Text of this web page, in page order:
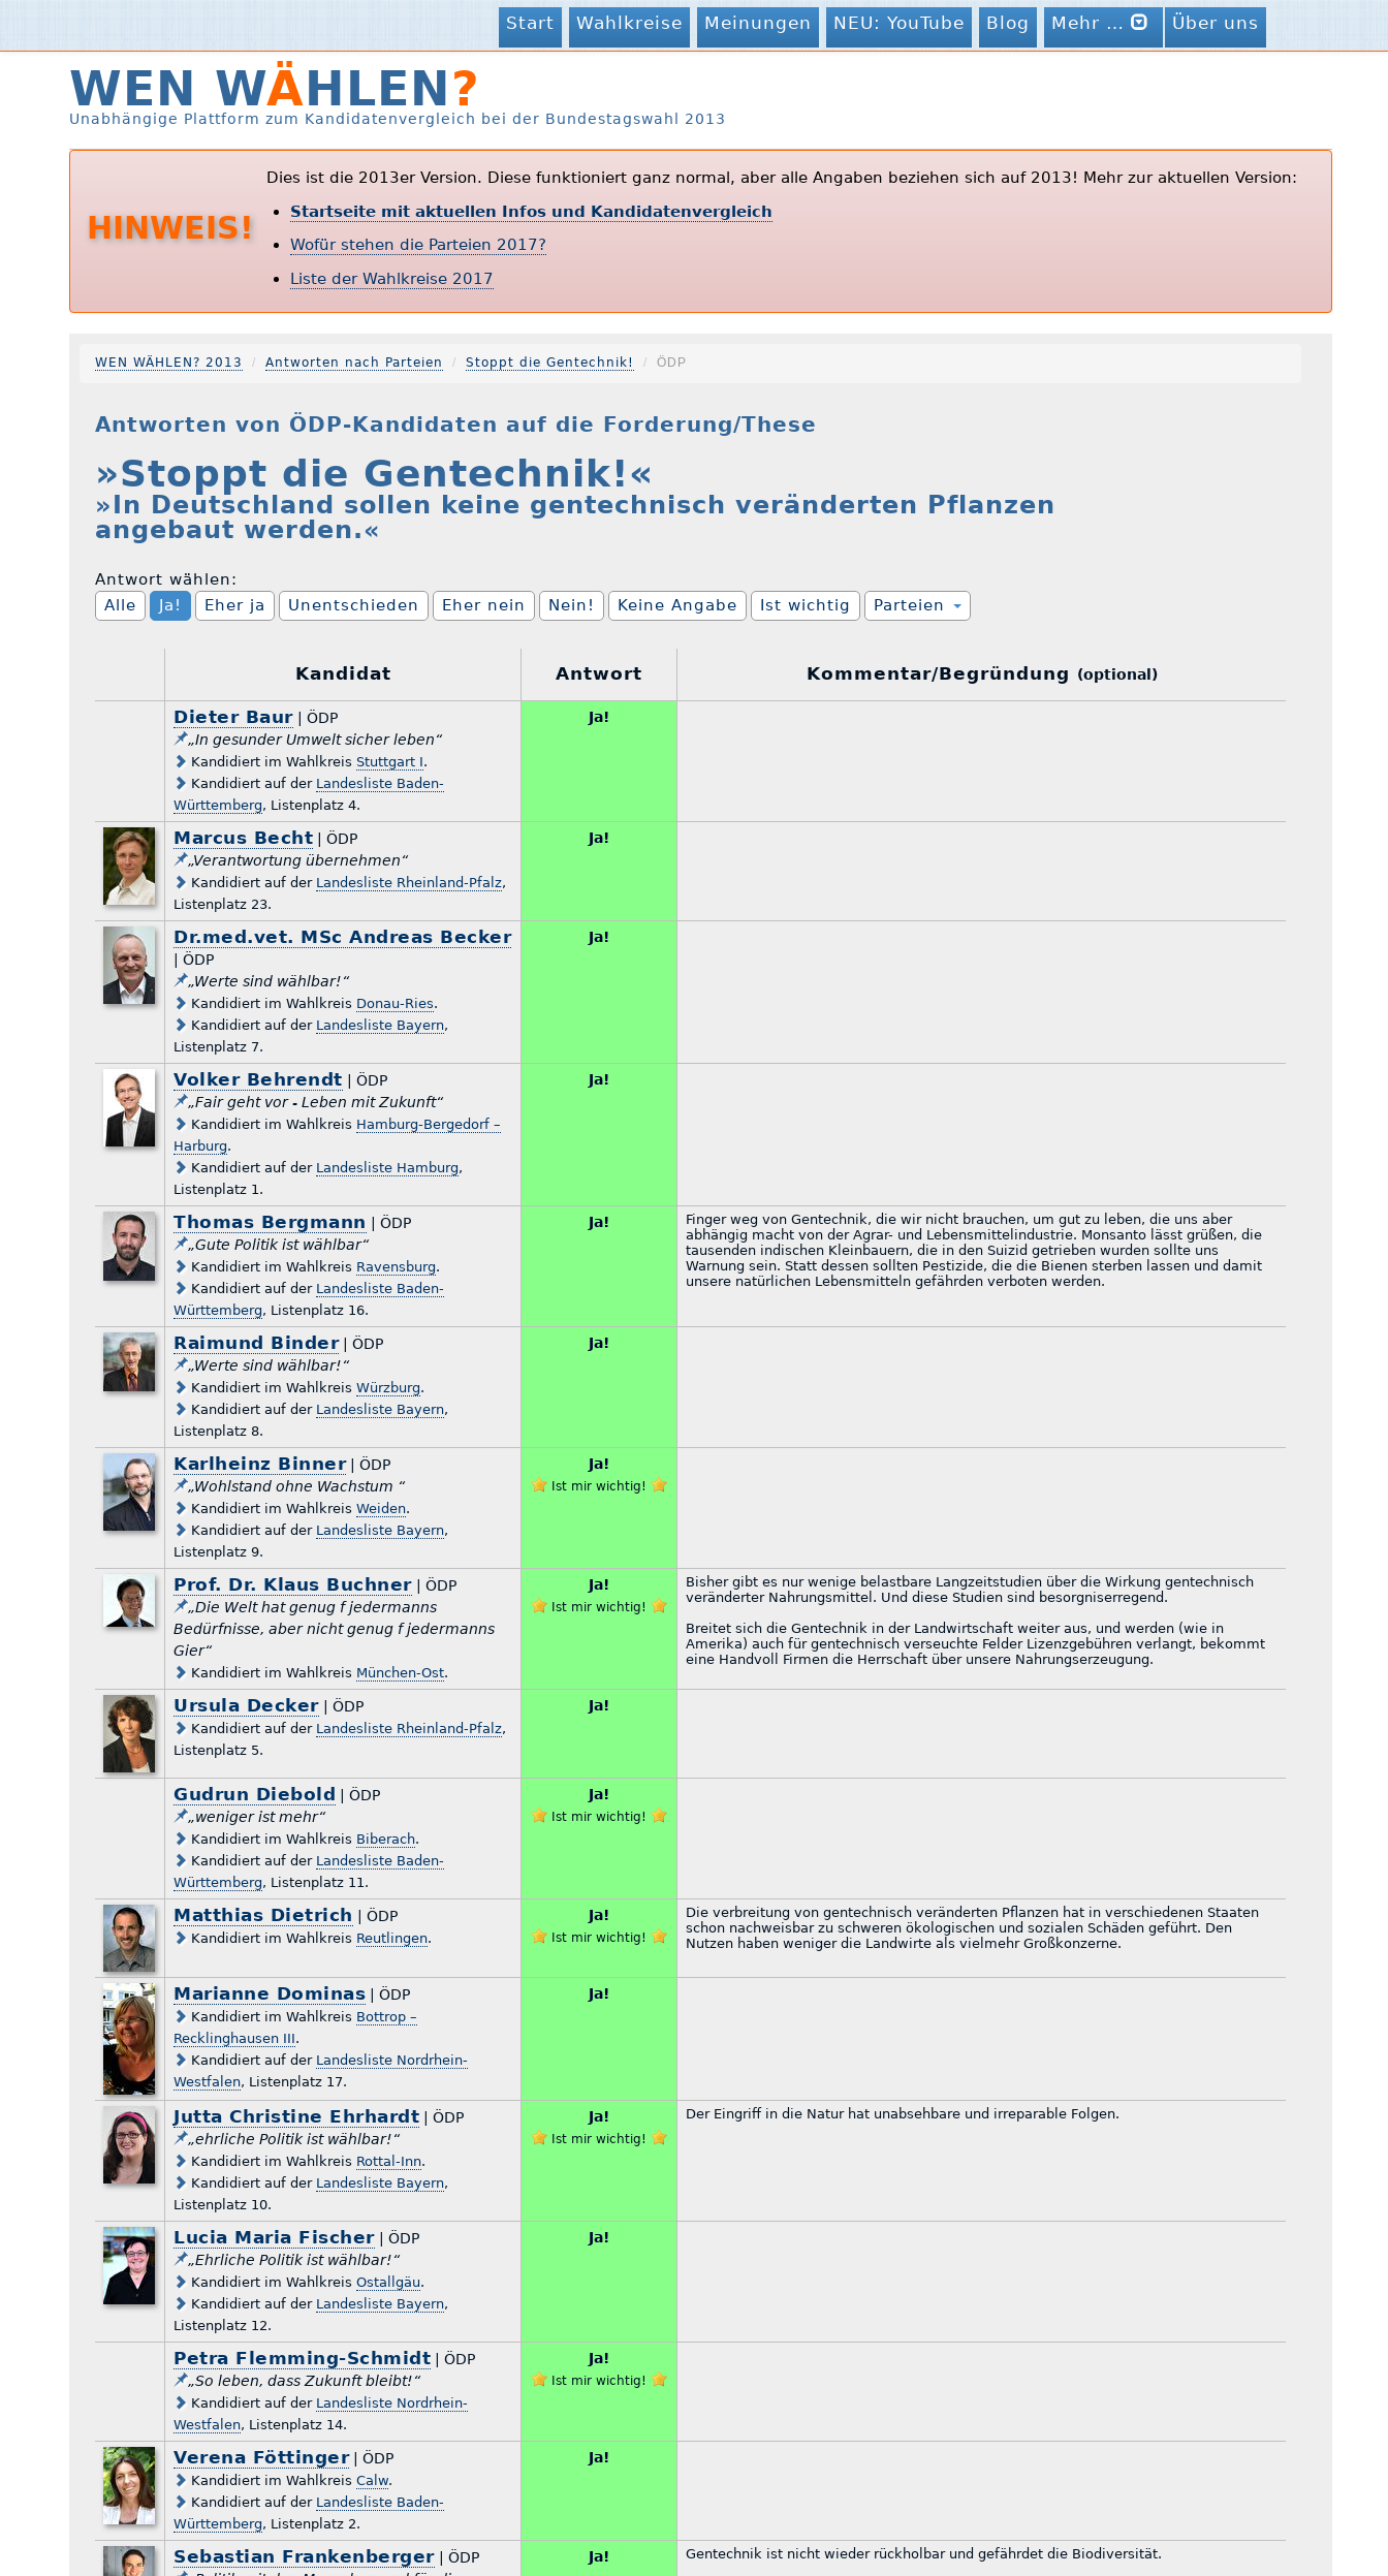
Start Wahlkreise Meinungen NEU: YouTube Blog Mehr … Über uns
WEN WÄHLEN?
Unabhängige Plattform zum Kandidatenvergleich bei der Bundestagswahl 2013
HINWEIS!
Dies ist die 2013er Version. Diese funktioniert ganz normal, aber alle Angaben beziehen sich auf 2013! Mehr zur aktuellen Version:
Startseite mit aktuellen Infos und Kandidatenvergleich
Wofür stehen die Parteien 2017?
Liste der Wahlkreise 2017
WEN WÄHLEN? 2013 Antworten nach Parteien Stoppt die Gentechnik! ÖDP
Antworten von ÖDP-Kandidaten auf die Forderung/These
»Stoppt die Gentechnik!«
»In Deutschland sollen keine gentechnisch veränderten Pflanzen
angebaut werden.«
Antwort wählen:
Alle
Ja! Eher ja Unentschieden Eher nein Nein! Keine Angabe Ist wichtig Parteien
Kandidat Antwort Kommentar/Begründung (optional)
Dieter Baur| ÖDP
„In gesunder Umwelt sicher leben“
Kandidiert im WahlkreisStuttgart I.
Kandidiert auf der Landesliste Baden-
Württemberg, Listenplatz 4.
Ja!
Marcus Becht | ÖDP
„Verantwortung übernehmen“
Kandidiert auf der Landesliste Rheinland-Pfalz,
Listenplatz 23.
Ja!
Dr.med.vet. MSc Andreas Becker
| ÖDP
„Werte sind wählbar!“
Kandidiert im Wahlkreis Donau-Ries.
Kandidiert auf der Landesliste Bayern,
Listenplatz 7.
Ja!
Volker Behrendt | ÖDP
„Fair geht vor - Leben mit Zukunft“
Kandidiert im Wahlkreis Hamburg-Bergedorf –
Harburg.
Kandidiert auf der Landesliste Hamburg,
Listenplatz 1.
Ja!
Thomas Bergmann
| ÖDP
„Gute Politik ist wählbar“
Kandidiert im Wahlkreis Ravensburg.
Kandidiert auf der Landesliste Baden-
Württemberg, Listenplatz 16.
Ja!
Finger weg von Gentechnik, die wir nicht brauchen, um gut zu leben, die uns aber
abhängig macht von der Agrar- und Lebensmittelindustrie. Monsanto lässt grüßen, die
tausenden indischen Kleinbauern, die in den Suizid getrieben wurden sollte uns
Warnung sein. Statt dessen sollten Pestizide, die die Bienen sterben lassen und damit
unsere natürlichen Lebensmitteln gefährden verboten werden.
Raimund Binder| ÖDP
„Werte sind wählbar!“
Kandidiert im WahlkreisWürzburg.
Kandidiert auf der Landesliste Bayern,
Listenplatz 8.
Ja!
Karlheinz Binner| ÖDP
„Wohlstand ohne Wachstum “
Kandidiert im WahlkreisWeiden.
Kandidiert auf der Landesliste Bayern,
Listenplatz 9.
Ja!
Ist mir wichtig!
Prof. Dr. Klaus Buchner| ÖDP
„Die Welt hat genug f jedermanns
Bedürfnisse, aber nicht genug f jedermanns
Gier“
Kandidiert im Wahlkreis München-Ost.
Ja!
Ist mir wichtig!
Bisher gibt es nur wenige belastbare Langzeitstudien über die Wirkung gentechnisch
veränderter Nahrungsmittel. Und diese Studien sind besorgniserregend.
Breitet sich die Gentechnik in der Landwirtschaft weiter aus, und werden (wie in
Amerika) auch für gentechnisch verseuchte Felder Lizenzgebühren verlangt, bekommt
eine Handvoll Firmen die Herrschaft über unsere Nahrungserzeugung.
Ursula Decker| ÖDP
Kandidiert auf der Landesliste Rheinland-Pfalz,
Listenplatz 5.
Ja!
Gudrun Diebold | ÖDP
„weniger ist mehr“
Kandidiert im Wahlkreis Biberach.
Kandidiert auf der Landesliste Baden-
Württemberg, Listenplatz 11.
Ja!
Ist mir wichtig!
Matthias Dietrich | ÖDP
Kandidiert im Wahlkreis Reutlingen.
Ja!
Ist mir wichtig!
Die verbreitung von gentechnisch veränderten Pflanzen hat in verschiedenen Staaten
schon nachweisbar zu schweren ökologischen und sozialen Schäden geführt. Den
Nutzen haben weniger die Landwirte als vielmehr Großkonzerne.
Marianne Dominas | ÖDP
Kandidiert im Wahlkreis Bottrop –
Recklinghausen III.
Kandidiert auf der Landesliste Nordrhein-
Westfalen, Listenplatz 17.
Ja!
Jutta Christine Ehrhardt | ÖDP
„ehrliche Politik ist wählbar!“
Kandidiert im Wahlkreis Rottal-Inn.
Kandidiert auf der Landesliste Bayern,
Listenplatz 10.
Ja!
Ist mir wichtig!
Der Eingriff in die Natur hat unabsehbare und irreparable Folgen.
Lucia Maria Fischer| ÖDP
„Ehrliche Politik ist wählbar!“
Kandidiert im WahlkreisOstallgäu.
Kandidiert auf der Landesliste Bayern,
Listenplatz 12.
Ja!
Petra Flemming-Schmidt | ÖDP
„So leben, dass Zukunft bleibt!“
Kandidiert auf der Landesliste Nordrhein-
Westfalen, Listenplatz 14.
Ja!
Ist mir wichtig!
Verena Föttinger| ÖDP
Kandidiert im WahlkreisCalw.
Kandidiert auf der Landesliste Baden-
Württemberg, Listenplatz 2.
Ja!
Sebastian Frankenberger| ÖDP
Ja! Gentechnik ist nicht wieder rückholbar und gefährdet die Biodiversität.